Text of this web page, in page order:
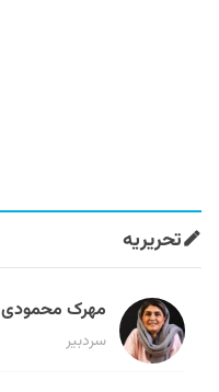
تحریریه
مهرک محمودی
سردبیر